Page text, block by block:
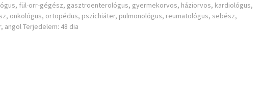
fül-orr-gégész, gasztroenterológus, gyermekorvos, háziorvos, kardiológus,
onkológus, ortopédus, pszichiáter, pulmonológus, reumatológus, sebész,
angol Terjedelem: 48 dia